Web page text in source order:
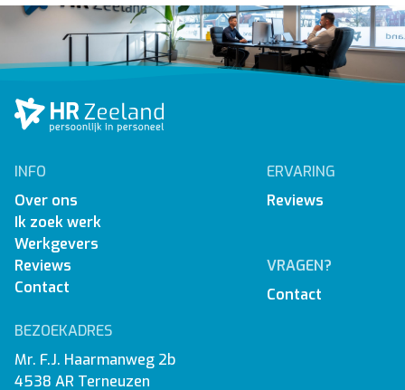
INFO
Over ons
Ik zoek werk
Werkgevers
Reviews
Contact
ERVARING
Reviews
VRAGEN?
Contact
BEZOEKADRES
Mr. F.J. Haarmanweg 2b
4538 AR Terneuzen